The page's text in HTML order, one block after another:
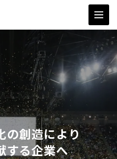
の創造により
する企業へ